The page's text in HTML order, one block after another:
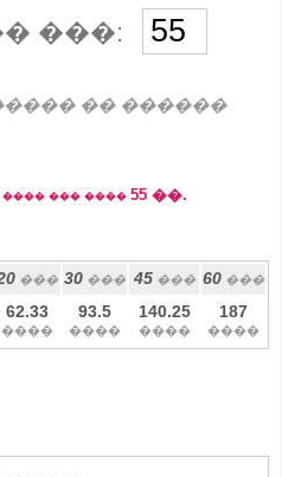
���:
�� ������
��� ���� 55��.
��� 30 ��� 45��� 60 ���
62.33
����
93.5
����
140.25
����
187
����